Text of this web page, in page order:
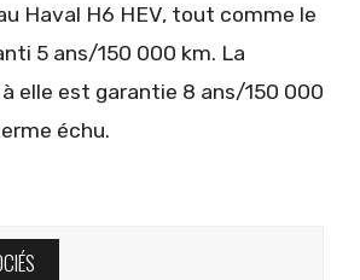
Haval H6 HEV, tout comme le
5 ans/150 000 km. La
elle est garantie 8 ans/150 000
échu.